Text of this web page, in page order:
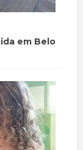
em Belo